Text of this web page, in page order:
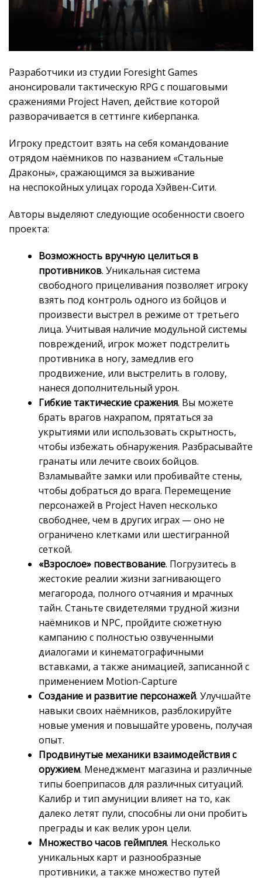
Разработчики из студии Foresight Games
анонсировали тактическую RPG с пошаговыми
сражениями Project Haven, действие которой
разворачивается в сеттинге киберпанка.
Игроку предстоит взять на себя командование
отрядом наёмников по названием «Стальные
Драконы», сражающимся за выживание
на неспокойных улицах города Хэйвен-Сити.
Авторы выделяют следующие особенности своего
проекта:
Возможность вручную целиться в
противников. Уникальная система
свободного прицеливания позволяет игроку
взять под контроль одного из бойцов и
произвести выстрел в режиме от третьего
лица. Учитывая наличие модульной системы
повреждений, игрок может подстрелить
противника в ногу, замедлив его
продвижение, или выстрелить в голову,
нанеся дополнительный урон.
Гибкие тактические сражения. Вы можете
брать врагов нахрапом, прятаться за
укрытиями или использовать скрытность,
чтобы избежать обнаружения. Разбрасывайте
гранаты или лечите своих бойцов.
Взламывайте замки или пробивайте стены,
чтобы добраться до врага. Перемещение
персонажей в Project Haven несколько
свободнее, чем в других играх — оно не
ограничено клетками или шестигранной
сеткой.
«Взрослое» повествование. Погрузитесь в
жестокие реалии жизни загнивающего
мегагорода, полного отчаяния и мрачных
тайн. Станьте свидетелями трудной жизни
наёмников и NPC, пройдите сюжетную
кампанию с полностью озвученными
диалогами и кинематографичными
вставками, а также анимацией, записанной с
применением Motion-Capture
Создание и развитие персонажей. Улучшайте
навыки своих наёмников, разблокируйте
новые умения и повышайте уровень, получая
опыт.
Продвинутые механики взаимодействия с
оружием. Менеджмент магазина и различные
типы боеприпасов для различных ситуаций.
Калибр и тип амуниции влияет на то, как
далеко летят пули, способны ли они пробить
преграды и как велик урон цели.
Множество часов геймплея. Несколько
уникальных карт и разнообразные
противники, а также множество путей